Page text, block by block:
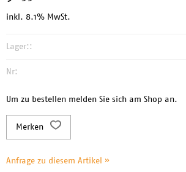
inkl. 8.1% MwSt.
Lager::
Nr:
Um zu bestellen melden Sie sich am Shop an.
Merken
Anfrage zu diesem Artikel »